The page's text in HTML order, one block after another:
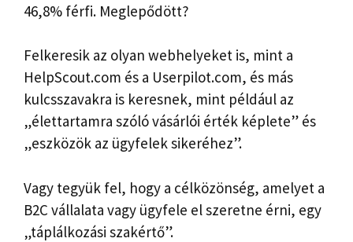
46,8% férfi. Meglepődött?
Felkeresik az olyan webhelyeket is, mint a
HelpScout.com és a Userpilot.com, és más
kulcsszavakra is keresnek, mint például az
„élettartamra szóló vásárlói érték képlete” és
„eszközök az ügyfelek sikeréhez”.
Vagy tegyük fel, hogy a célközönség, amelyet a
B2C vállalata vagy ügyfele el szeretne érni, egy
„táplálkozási szakértő”.